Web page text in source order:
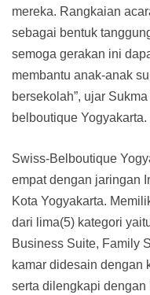
mereka. Rangkaian
sebagai bentuk
semoga gerakan ini
membantu anak-anak
bersekolah”, ujar
belboutique
Swiss-Belboutique
empat dengan jaringan
Kota Yogyakarta.
dari lima(5) kategori
Business Suite, Family
kamar didesain dengan
serta dilengkapi